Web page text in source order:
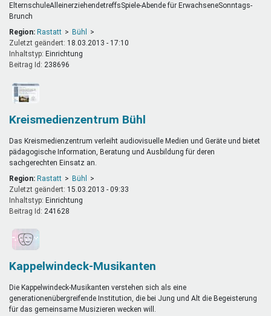
ElternschuleAlleinerziehendetreffsSpiele-Abende für ErwachseneSonntags-
Brunch
Region: Rastatt
Bühl
Zuletzt geändert: 18.03.2013 - 17:10
Inhaltstyp:
einrichtung
Beitrag Id: 238696
Kreismedienzentrum Bühl
Das Kreismedienzentrum verleiht audiovisuelle Medien und Geräte und bietet
pädagogische Information, Beratung und Ausbildung für deren
sachgerechten Einsatz an.
Region: Rastatt
Bühl
Zuletzt geändert: 15.03.2013 - 09:33
Inhaltstyp:
einrichtung
Beitrag Id: 241628
Kappelwindeck-Musikanten
Die Kappelwindeck-Musikanten verstehen sich als eine
generationenübergreifende Institution, die bei Jung und Alt die Begeisterung
für das gemeinsame Musizieren wecken will.